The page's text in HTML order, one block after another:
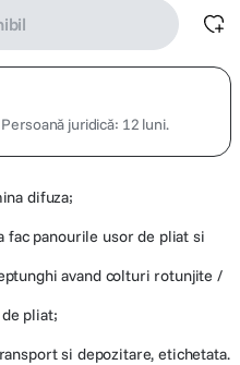
Persoană juridică: 12 luni.
difuza;
fac panourile usor de pliat si
avand colturi rotunjite /
pliat;
si depozitare, etichetata.